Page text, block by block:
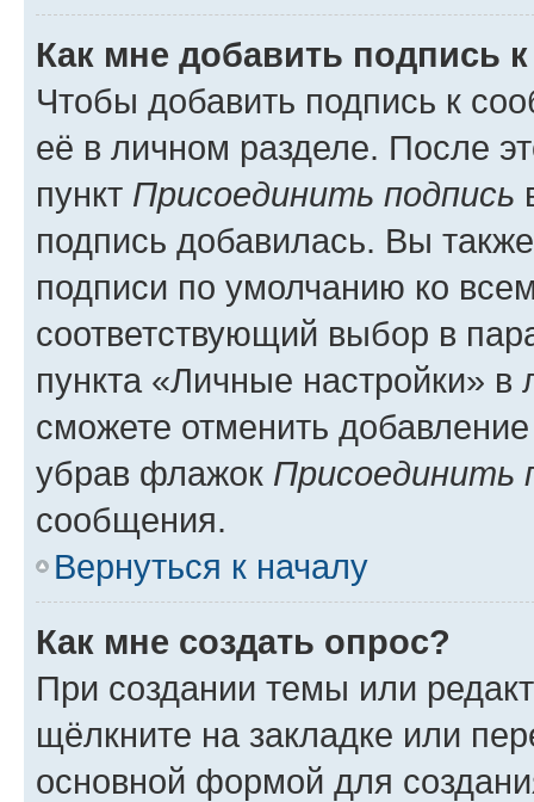
Как мне добавить подпись
Чтобы добавить подпись к
её в личном разделе. После
пункт Присоединить подпись
подпись добавилась. Вы
подписи по умолчанию ко
соответствующий выбор в
пункта «Личные настройки»
сможете отменить
убрав флажок Присоединить
сообщения.
Вернуться к началу
Как мне создать опрос?
При создании темы или
щёлкните на закладке или
основной формой для